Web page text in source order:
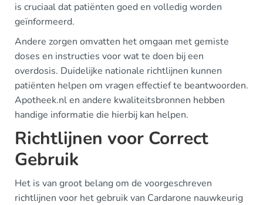
is cruciaal dat patiënten goed en volledig worden
geïnformeerd.
Andere zorgen omvatten het omgaan met gemiste
doses en instructies voor wat te doen bij een
overdosis. Duidelijke nationale richtlijnen kunnen
patiënten helpen om vragen effectief te beantwoorden.
Apotheek.nl en andere kwaliteitsbronnen hebben
handige informatie die hierbij kan helpen.
Richtlijnen voor Correct
Gebruik
Het is van groot belang om de voorgeschreven
richtlijnen voor het gebruik van Cardarone nauwkeurig